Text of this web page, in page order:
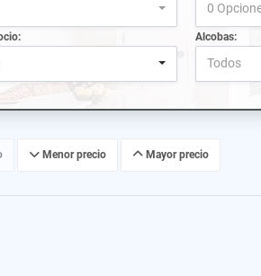
0
Alcobas:
Todos
Menor precio Mayor precio